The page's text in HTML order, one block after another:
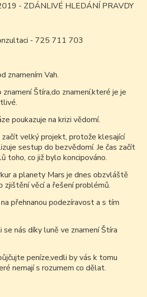
- ZDÁNLIVÉ HLEDÁNÍ PRAVDY
- 725 711 703
znamením Vah.
Štíra,do znamení,které je je
poukazuje na krizi vědomí.
velký projekt, protože klesající
sestup do bezvědomí. Je čas začít
toho, co již bylo koncipováno.
a planety Mars je dnes obzvláště
zjištění věcí a řešení problémů.
přehnanou podezíravost a s tím
nás díky luně ve znamení Štíra
peníze,vedli by vás k tomu
nemají s rozumem co dělat.